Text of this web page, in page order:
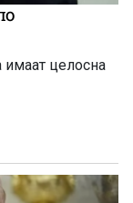
имаат целосна